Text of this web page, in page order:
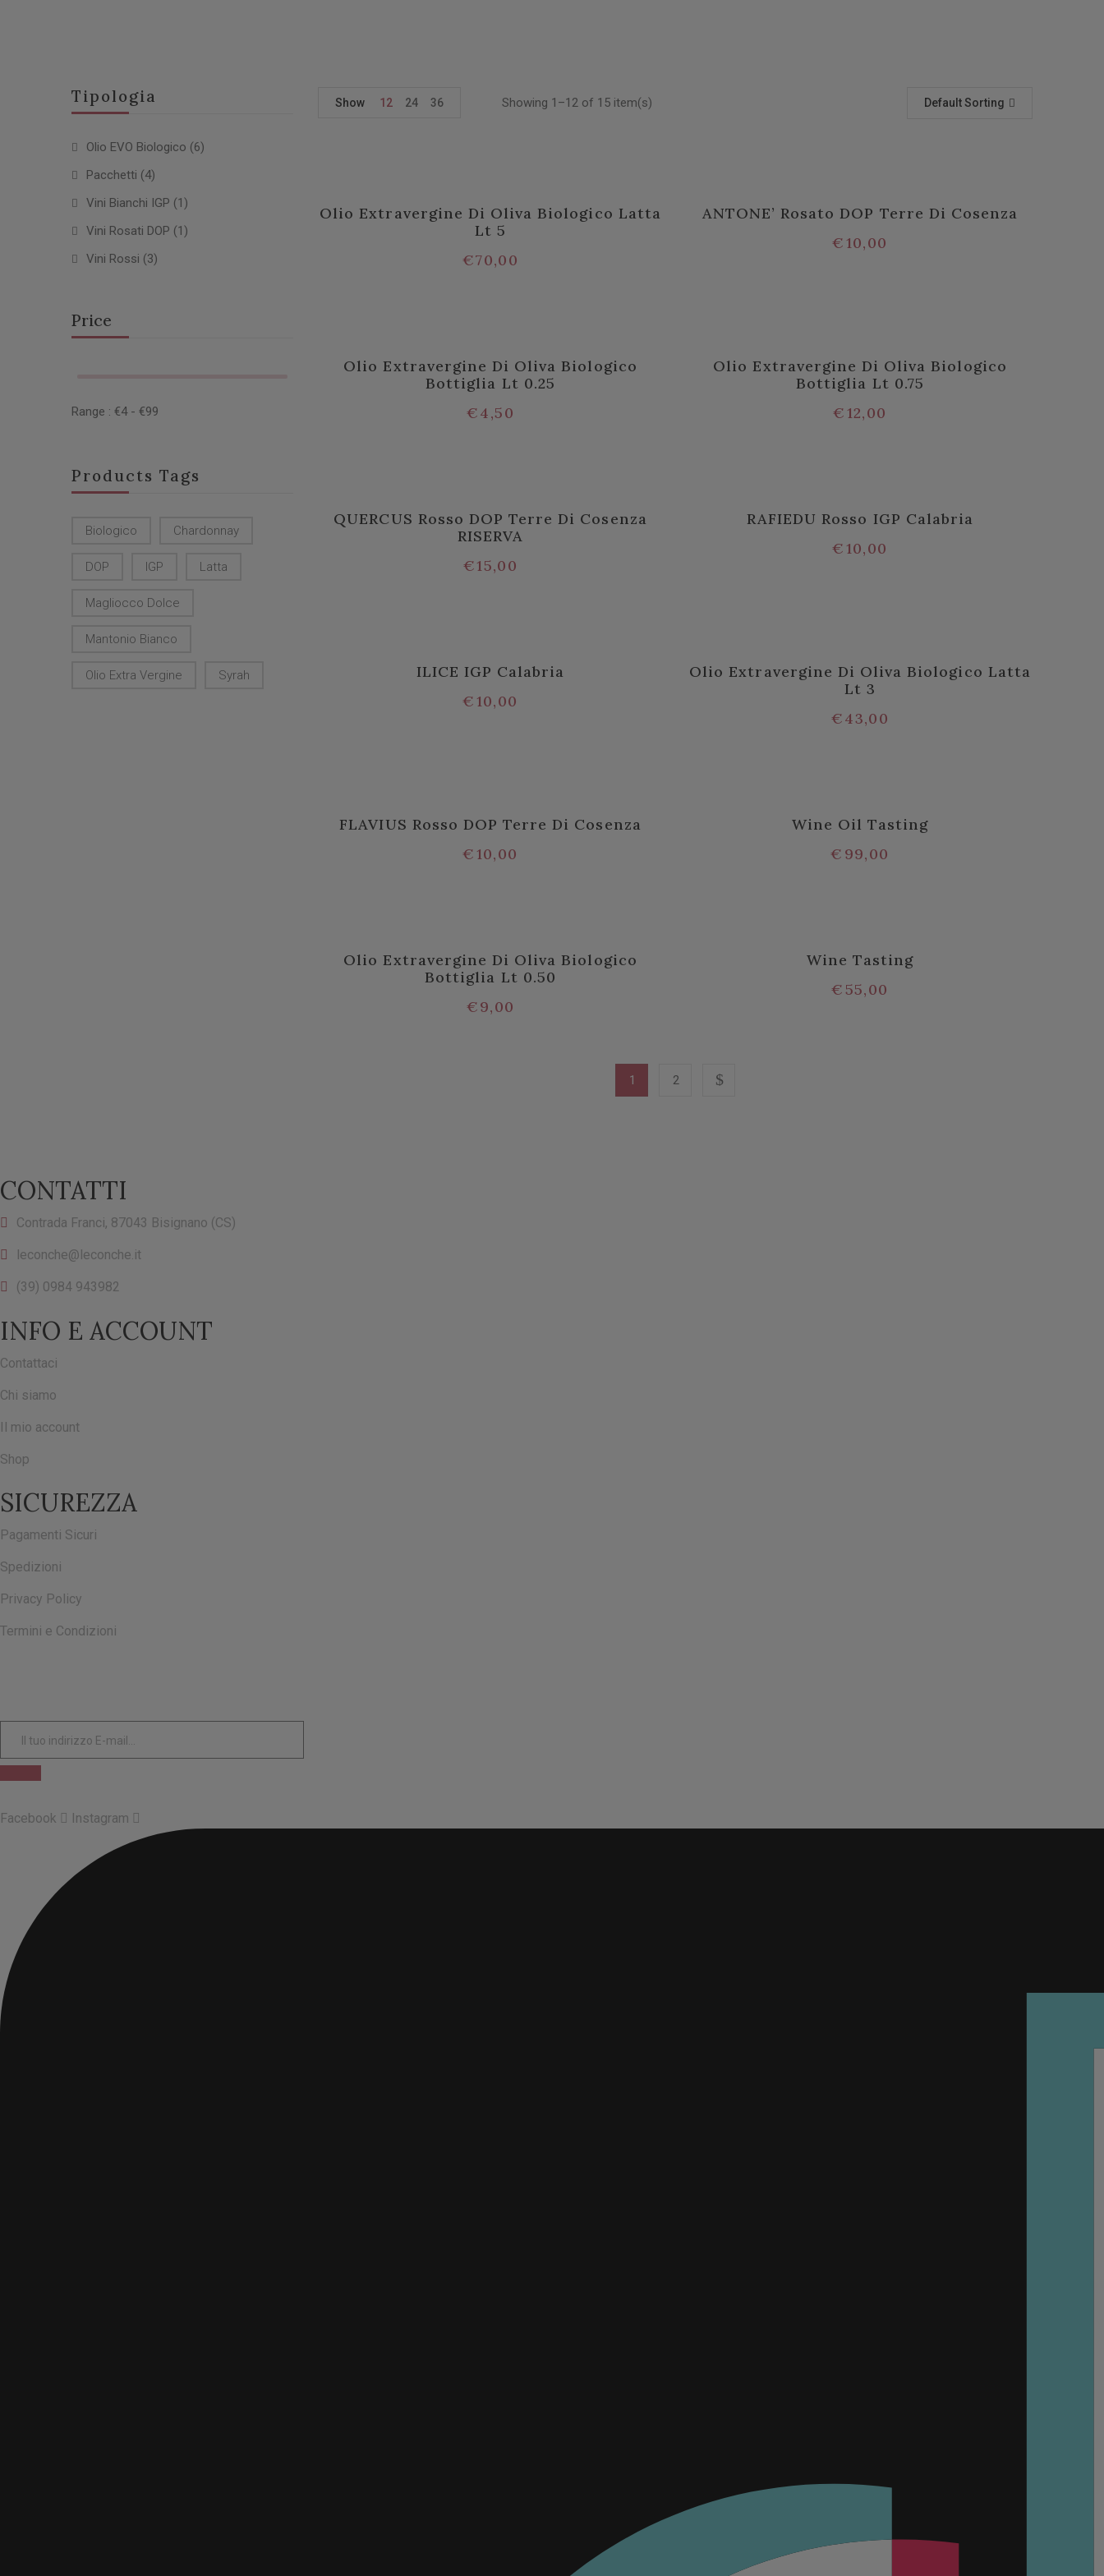
Tipologia
Olio EVO Biologico (6)
Pacchetti (4)
Vini Bianchi IGP (1)
Vini Rosati DOP (1)
Vini Rossi (3)
Price
Range : €4 - €99
Products Tags
Biologico Chardonnay
DOP IGP Latta
Magliocco Dolce
Mantonio Bianco
Olio Extra Vergine Syrah
Showing 1–12 of 15 item(s) Default Sorting
Show 12 24 36
Olio Extravergine Di Oliva Biologico Latta
Lt 5
€70,00
ANTONE’ Rosato DOP Terre Di Cosenza
€ 10,00
Olio Extravergine Di Oliva Biologico
Bottiglia Lt 0.25
€4,50
Olio Extravergine Di Oliva Biologico
Bottiglia Lt 0.75
€ 12,00
QUERCUS Rosso DOP Terre Di Cosenza
RISERVA
€15,00
RAFIEDU Rosso IGP Calabria
€ 10,00
ILICE IGP Calabria
€ 10,00
Olio Extravergine Di Oliva Biologico Latta
Lt 3
€43,00
FLAVIUS Rosso DOP Terre Di Cosenza
€ 10,00
Wine Oil Tasting
€ 99,00
Olio Extravergine Di Oliva Biologico
Bottiglia Lt 0.50
€9,00
Wine Tasting
€55,00
1 2
CONTATTI
Contrada Franci, 87043 Bisignano (CS)
leconche@leconche.it
(39) 0984 943982
INFO E ACCOUNT
Contattaci
Chi siamo
Il mio account
Shop
SICUREZZA
Pagamenti Sicuri
Spedizioni
Privacy Policy
Termini e Condizioni
Facebook Instagram